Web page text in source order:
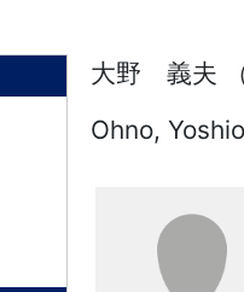
大野 義夫
Ohno,